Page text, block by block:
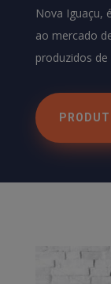
Nova Iguaçu,
ao mercado
produzidos